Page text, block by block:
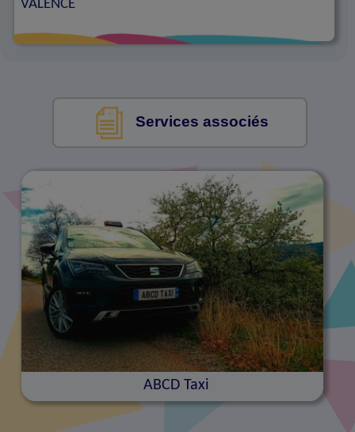
VALENCE
Services associés
ABCD Taxi